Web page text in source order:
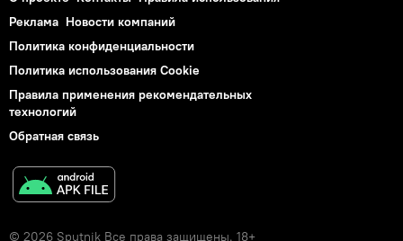
Реклама Новости компаний
Политика конфиденциальности
Политика использования Cookie
Правила применения рекомендательных
технологий
Обратная связь
© 2026 Sputnik Все права защищены. 18+